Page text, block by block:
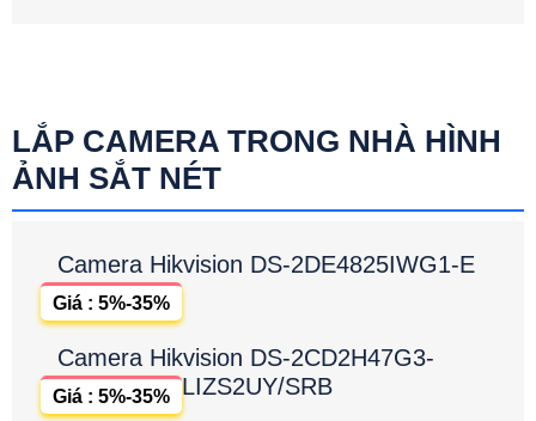
LẮP CAMERA TRONG NHÀ HÌNH
ẢNH SẮT NÉT
Camera Hikvision DS-2DE4825IWG1-E
Giá : 5%-35%
Camera Hikvision DS-2CD2H47G3-
LIZS2UY/SRB
Giá : 5%-35%